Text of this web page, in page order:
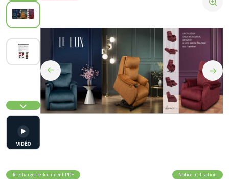
Télécharger le document PDF Notice utilisation